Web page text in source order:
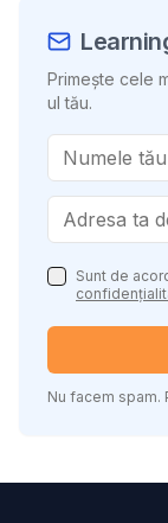
Primește cele
ul tău.
Sunt de
Nu facem spam.